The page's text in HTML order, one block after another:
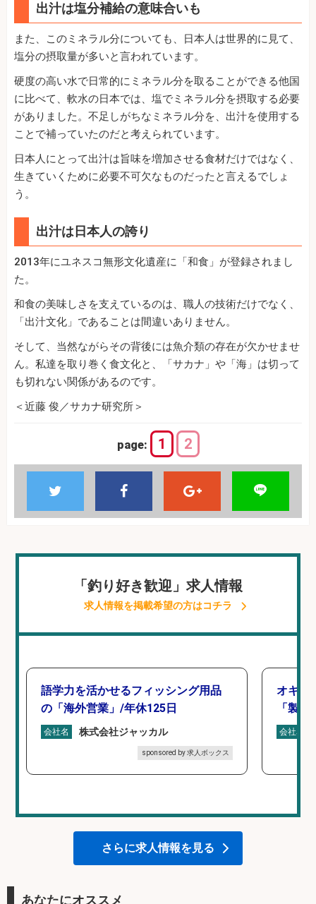
出汁は塩分補給の意味合いも
また、このミネラル分についても、日本人は世界的に見て、
塩分の摂取量が多いと言われています。
硬度の高い水で日常的にミネラル分を取ることができる他国
に比べて、軟水の日本では、塩でミネラル分を摂取する必要
がありました。不足しがちなミネラル分を、出汁を使用する
ことで補っていたのだと考えられています。
日本人にとって出汁は旨味を増加させる食材だけではなく、
生きていくために必要不可欠なものだったと言えるでしょ
う。
出汁は日本人の誇り
2013年にユネスコ無形文化遺産に「和食」が登録されまし
た。
和食の美味しさを支えているのは、職人の技術だけでなく、
「出汁文化」であることは間違いありません。
そして、当然ながらその背後には魚介類の存在が欠かせませ
ん。私達を取り巻く食文化と、「サカナ」や「海」は切って
も切れない関係があるのです。
＜近藤 俊／サカナ研究所＞
page: 1 2
「釣り好き歓迎」求人情報
求人情報を掲載希望の方はコチラ
語学力を活かせるフィッシング用品
の「海外営業」/年休125日
会社名 株式会社ジャッカル
sponsored by 求人ボックス
オキア
「製
会社名
さらに求人情報を見る
あなたにオススメ